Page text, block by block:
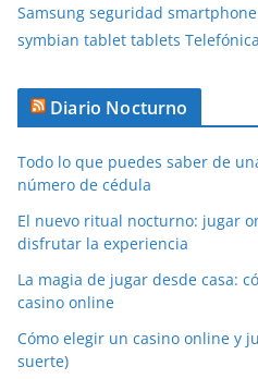
Samsung seguridad smartphone
symbian tablet tablets Telefónica
Diario Nocturno
Todo lo que puedes saber de
número de cédula
El nuevo ritual nocturno: jugar
disfrutar la experiencia
La magia de jugar desde casa:
casino online
Cómo elegir un casino online y
suerte)